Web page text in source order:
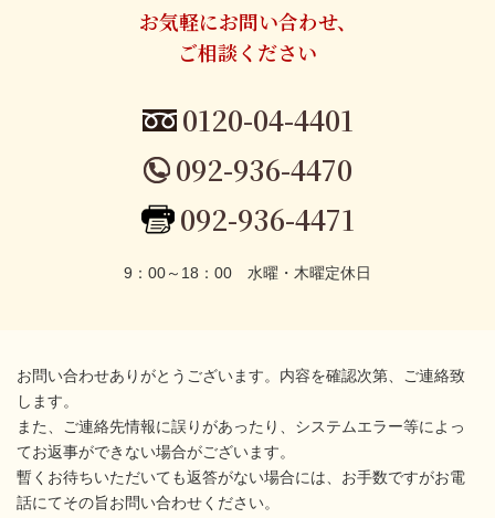
お気軽にお問い合わせ、
ご相談ください
0120-04-4401
092-936-4470
092-936-4471
9：00～18：00 水曜・木曜定休日
お問い合わせありがとうございます。内容を確認次第、ご連絡致
します。
また、ご連絡先情報に誤りがあったり、システムエラー等によっ
てお返事ができない場合がございます。
暫くお待ちいただいても返答がない場合には、お手数ですがお電
話にてその旨お問い合わせください。